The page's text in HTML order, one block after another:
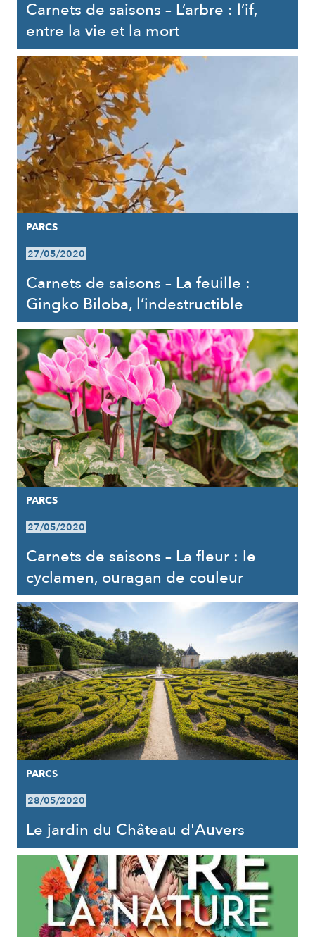
Carnets de saisons – L’arbre : l’if,
entre la vie et la mort
PARCS
27/05/2020
Carnets de saisons – La feuille :
Gingko Biloba, l’indestructible
PARCS
27/05/2020
Carnets de saisons – La fleur : le
cyclamen, ouragan de couleur
PARCS
28/05/2020
Le jardin du Château d'Auvers